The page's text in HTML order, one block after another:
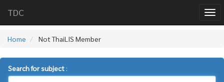
TDC
Home Not ThaiLIS Member
Search for subject :